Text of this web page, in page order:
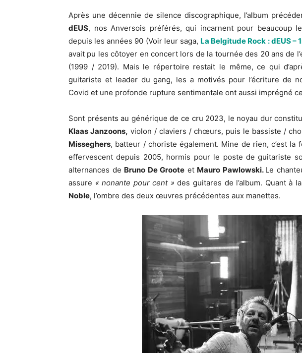
Après une décennie de silence discographique, l’album
dEUS, nos Anversois préférés, qui incarnent pour beaucoup
depuis les années 90 (Voir leur saga, La Belgitude Rock : dEUS –
avait pu les côtoyer en concert lors de la tournée des 20 ans de
(1999 / 2019). Mais le répertoire restait le même, ce qui
guitariste et leader du gang, les a motivés pour l’écriture de
Covid et une profonde rupture sentimentale ont aussi imprégné
Sont présents au générique de ce cru 2023, le noyau dur
Klaas Janzoons, violon / claviers / chœurs, puis le bassiste /
Misseghers, batteur / choriste également. Mine de rien, c’est la
effervescent depuis 2005, hormis pour le poste de guitariste
alternances de Bruno De Groote et Mauro Pawlowski. Le
assure « nonante pour cent » des guitares de l’album. Quant à
Noble, l’ombre des deux œuvres précédentes aux manettes.